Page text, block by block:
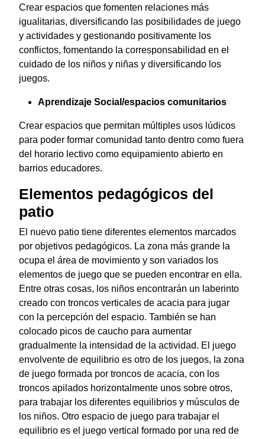
Crear espacios que fomenten relaciones más
igualitarias, diversificando las posibilidades de juego
y actividades y gestionando positivamente los
conflictos, fomentando la corresponsabilidad en el
cuidado de los niños y niñas y diversificando los
juegos.
Aprendizaje Social/espacios comunitarios
Crear espacios que permitan múltiples usos lúdicos
para poder formar comunidad tanto dentro como fuera
del horario lectivo como equipamiento abierto en
barrios educadores.
Elementos pedagógicos del
patio
El nuevo patio tiene diferentes elementos marcados
por objetivos pedagógicos. La zona más grande la
ocupa el área de movimiento y son variados los
elementos de juego que se pueden encontrar en ella.
Entre otras cosas, los niños encontrarán un laberinto
creado con troncos verticales de acacia para jugar
con la percepción del espacio. También se han
colocado picos de caucho para aumentar
gradualmente la intensidad de la actividad. El juego
envolvente de equilibrio es otro de los juegos, la zona
de juego formada por troncos de acacia, con los
troncos apilados horizontalmente unos sobre otros,
para trabajar los diferentes equilibrios y músculos de
los niños. Otro espacio de juego para trabajar el
equilibrio es el juego vertical formado por una red de